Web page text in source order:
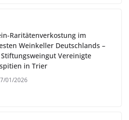
Raritätenverkostung im
Weinkeller Deutschlands –
Vereinigte
in Trier
01/2026